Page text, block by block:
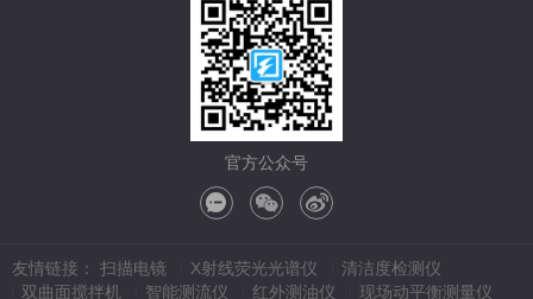
官方公众号
友情链接： 扫描电镜 X射线荧光光谱仪
清洁度检测仪
双曲面搅拌机
智能测流仪 红外测油仪 现场动平衡测量仪